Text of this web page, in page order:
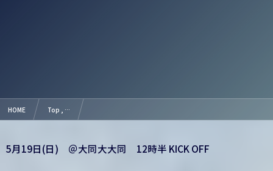
HOME Top , …
5月19日(日) ＠大同大大同 12時半 KICK OFF